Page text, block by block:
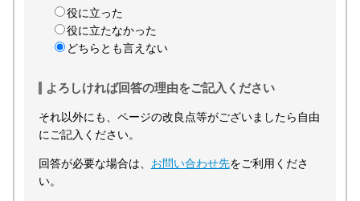
役に立った
役に立たなかった
どちらとも言えない
よろしければ回答の理由をご記入ください
それ以外にも、ページの改良点等がございましたら自由
にご記入ください。
回答が必要な場合は、 お問い合わせ先をご利用くださ
い。